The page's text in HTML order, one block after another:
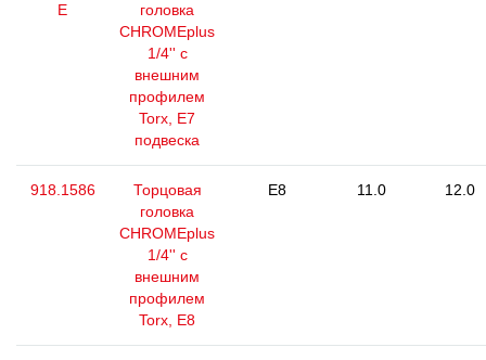
E
головка
CHROMEplus
1/4'' с
внешним
профилем
Torx, E7
подвеска
918.1586
Торцовая
головка
CHROMEplus
1/4'' с
внешним
профилем
Torx, E8
E8 11.0 12.0